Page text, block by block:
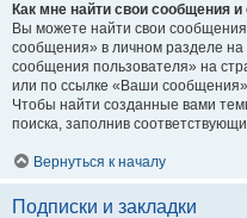
Как мне найти свои сообщения
Вы можете найти свои
сообщения» в личном разделе на
сообщения пользователя» на
или по ссылке «Ваши
Чтобы найти созданные вами
поиска, заполнив
Вернуться к началу
Подписки и закладки